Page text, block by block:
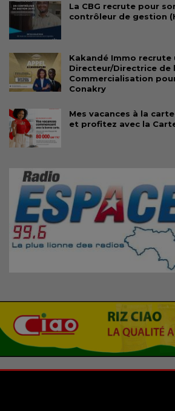
La CBG recrute pour
contrôleur de gestion
Kakandé Immo recrute
Directeur/Directrice de
Commercialisation
Conakry
Mes vacances à la
et profitez avec la